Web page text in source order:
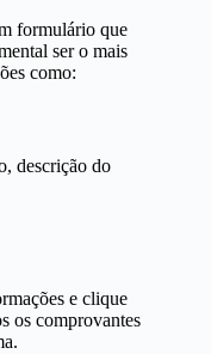
formulário que
ser o mais
como:
descrição do
e clique
os comprovantes